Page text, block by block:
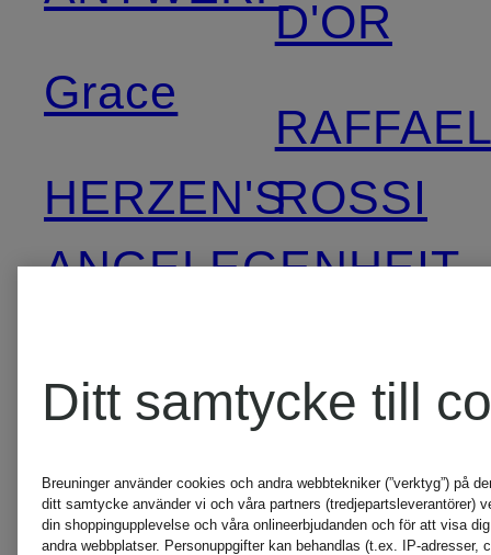
Grace
HERZEN'S
ANGELEGENHEIT
INUIKII
Jellycat
D'OR
ROSSI
PELLE
SKIMS
Ditt samtycke till
Breuninger använder cookies och andra webbtekniker (”verktyg”) på
ditt samtycke använder vi och våra partners (tredjepartsleverantörer)
din shoppingupplevelse och våra onlineerbjudanden och för att visa
andra webbplatser. Personuppgifter kan behandlas (t.ex. IP-adresser,